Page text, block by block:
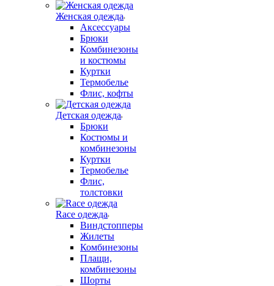
Женская одежда
Аксессуары
Брюки
Комбинезоны
и костюмы
Куртки
Термобелье
Флис, кофты
Детская одежда
Брюки
Костюмы и
комбинезоны
Куртки
Термобелье
Флис,
толстовки
Race одежда
Виндстопперы
Жилеты
Комбинезоны
Плащи,
комбинезоны
Шорты